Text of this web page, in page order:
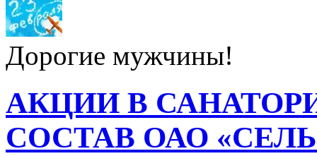
Дорогие мужчины!
АКЦИИ В
СОСТАВ ОАО